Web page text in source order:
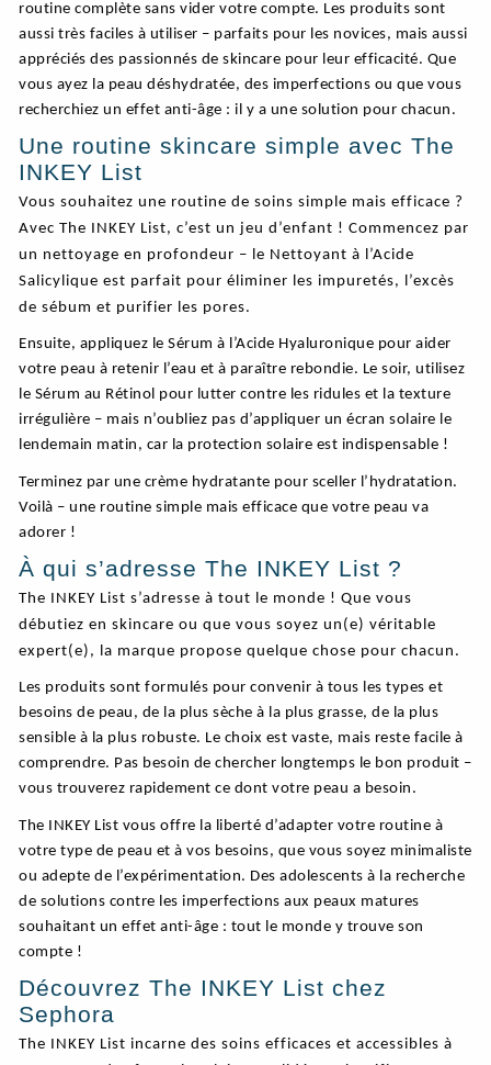
routine complète sans vider votre compte. Les produits sont
aussi très faciles à utiliser – parfaits pour les novices, mais aussi
appréciés des passionnés de skincare pour leur efficacité. Que
vous ayez la peau déshydratée, des imperfections ou que vous
recherchiez un effet anti-âge : il y a une solution pour chacun.
Une routine skincare simple avec The
INKEY List
Vous souhaitez une routine de soins simple mais efficace ?
Avec The INKEY List, c’est un jeu d’enfant ! Commencez par
un nettoyage en profondeur – le Nettoyant à l’Acide
Salicylique est parfait pour éliminer les impuretés, l’excès
de sébum et purifier les pores.
Ensuite, appliquez le Sérum à l’Acide Hyaluronique pour aider
votre peau à retenir l’eau et à paraître rebondie. Le soir, utilisez
le Sérum au Rétinol pour lutter contre les ridules et la texture
irrégulière – mais n’oubliez pas d’appliquer un écran solaire le
lendemain matin, car la protection solaire est indispensable !
Terminez par une crème hydratante pour sceller l’hydratation.
Voilà – une routine simple mais efficace que votre peau va
adorer !
À qui s’adresse The INKEY List ?
The INKEY List s’adresse à tout le monde ! Que vous
débutiez en skincare ou que vous soyez un(e) véritable
expert(e), la marque propose quelque chose pour chacun.
Les produits sont formulés pour convenir à tous les types et
besoins de peau, de la plus sèche à la plus grasse, de la plus
sensible à la plus robuste. Le choix est vaste, mais reste facile à
comprendre. Pas besoin de chercher longtemps le bon produit –
vous trouverez rapidement ce dont votre peau a besoin.
The INKEY List vous offre la liberté d’adapter votre routine à
votre type de peau et à vos besoins, que vous soyez minimaliste
ou adepte de l’expérimentation. Des adolescents à la recherche
de solutions contre les imperfections aux peaux matures
souhaitant un effet anti-âge : tout le monde y trouve son
compte !
Découvrez The INKEY List chez
Sephora
The INKEY List incarne des soins efficaces et accessibles à